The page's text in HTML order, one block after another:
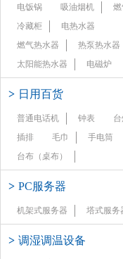
电饭锅
吸油烟机
燃
冷藏柜
电热水器
燃气热水器
热泵热水器
太阳能热水器
电磁炉
> 日用百货
普通电话机 钟表
插排
毛巾
手电筒
台布（桌布）
> PC服务器
机架式服务器 塔式服务
> 调湿调温设备